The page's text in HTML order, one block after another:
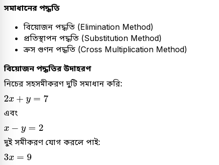
সমাধানের পদ্ধতি
বিয়োজন পদ্ধতি (Elimination Method)
প্রতিস্থাপন পদ্ধতি (Substitution Method)
ক্রস গুণন পদ্ধতি (Cross Multiplication Method)
বিয়োজন পদ্ধতির উদাহরণ
নিচের সহসমীকরণ দুটি সমাধান করি:
2x + y = 7
2x + =
এবং
x − y = 2
x =2
দুই সমীকরণ যোগ করলে পাই:
3x = 9
3x =9